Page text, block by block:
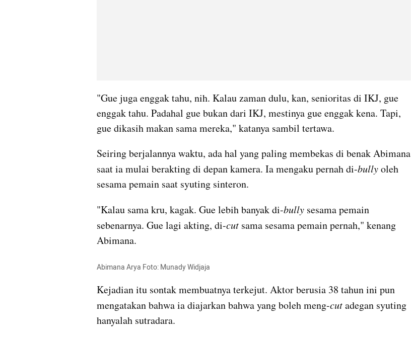
"Gue juga enggak tahu, nih. Kalau zaman dulu, kan, senioritas di IKJ, gue
enggak tahu. Padahal gue bukan dari IKJ, mestinya gue enggak kena. Tapi,
gue dikasih makan sama mereka," katanya sambil tertawa.
Seiring berjalannya waktu, ada hal yang paling membekas di benak Abimana
saat ia mulai berakting di depan kamera. Ia mengaku pernah di-bully oleh
sesama pemain saat syuting sinteron.
"Kalau sama kru, kagak. Gue lebih banyak di-bully sesama pemain
sebenarnya. Gue lagi akting, di-cut sama sesama pemain pernah," kenang
Abimana.
Abimana Arya Foto: Munady Widjaja
Kejadian itu sontak membuatnya terkejut. Aktor berusia 38 tahun ini pun
mengatakan bahwa ia diajarkan bahwa yang boleh meng-cut adegan syuting
hanyalah sutradara.